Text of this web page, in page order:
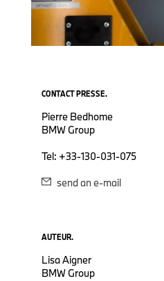
CONTACT PRESSE.
Pierre Bedhome
BMW Group
Tel: +33-130-031-075
send an e-mail
AUTEUR.
Lisa Aigner
BMW Group